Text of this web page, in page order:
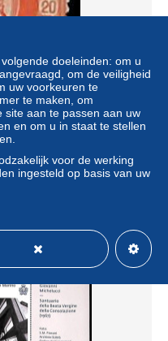
of set, Unused (hinged),
of Arms
11,52
doeleinden: om u
om de veiligheid
uw voorkeuren te
te maken, om
site aan te passen aan uw
en om u in staat te stellen
voor de werking
ingesteld op basis van uw